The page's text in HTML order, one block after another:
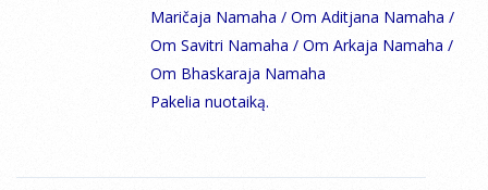
Maričaja Namaha / Om Aditjana Namaha /
Om Savitri Namaha / Om Arkaja Namaha /
Om Bhaskaraja Namaha
Pakelia nuotaiką.